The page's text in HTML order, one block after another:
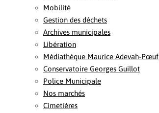
Mobilité
Gestion des déchets
Archives municipales
Libération
Médiathèque Maurice Adevah-Pœuf
Conservatoire Georges Guillot
Police Municipale
Nos marchés
Cimetières